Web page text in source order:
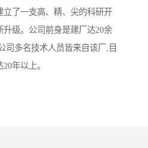
了一支高、精、尖的科研开
级。公司前身是建厂达20余
司多名技术人员皆来自该厂,目
年以上。